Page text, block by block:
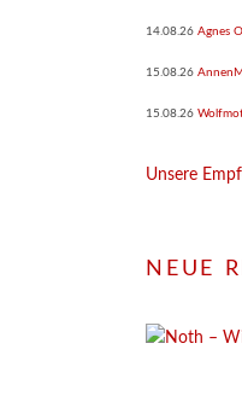
14.08.26Agnes
15.08.26
15.08.26
Unsere
NEUE